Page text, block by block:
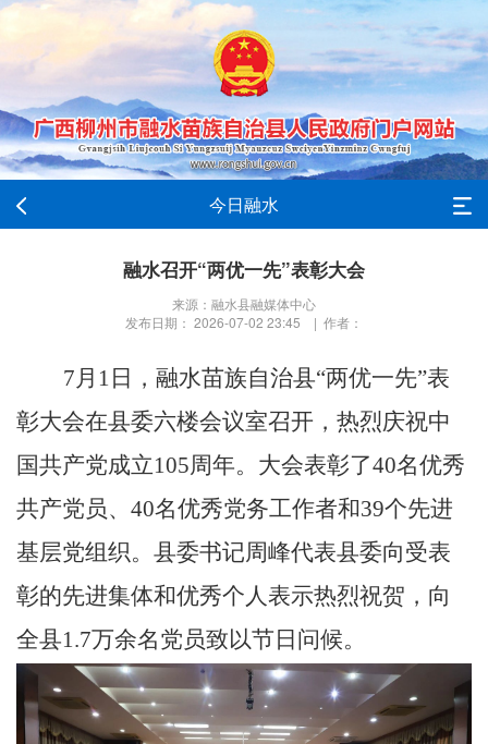
今日融水
融水召开“两优一先”表彰大会
来源：融水县融媒体中心
发布日期： 2026-07-02 23:45 | 作者：
7月1日，融水苗族自治县“两优一先”表
彰大会在县委六楼会议室召开，热烈庆祝中
国共产党成立105周年。大会表彰了40名优秀
共产党员、40名优秀党务工作者和39个先进
基层党组织。县委书记周峰代表县委向受表
彰的先进集体和优秀个人表示热烈祝贺，向
全县1.7万余名党员致以节日问候。